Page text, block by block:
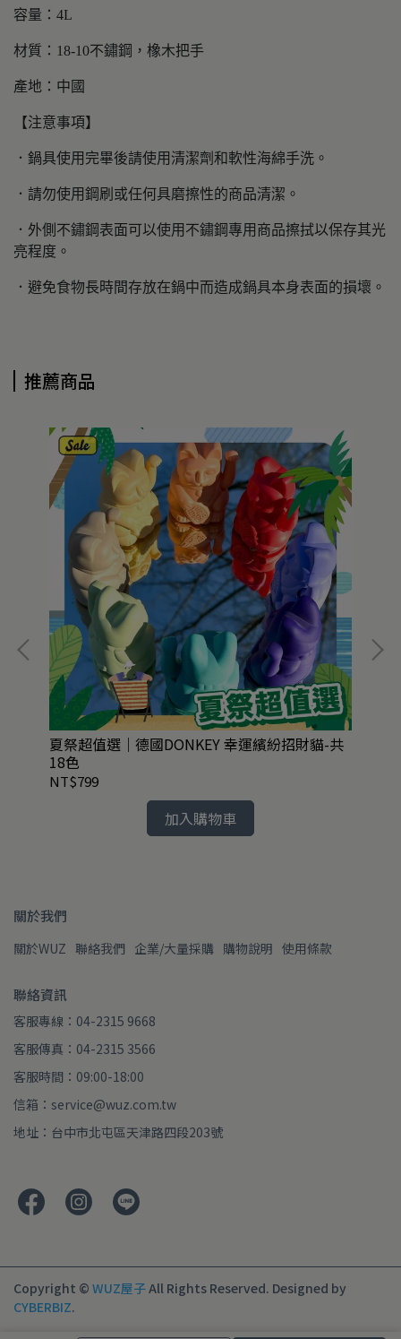
容量：4L
材質：18-10不鏽鋼，橡木把手
產地：中國
【注意事項】
．鍋具使用完畢後請使用清潔劑和軟性海綿手洗。
．請勿使用鋼刷或任何具磨擦性的商品清潔。
．外側不鏽鋼表面可以使用不鏽鋼專用商品擦拭以保存其光
亮程度。
．避免食物長時間存放在鍋中而造成鍋具本身表面的損壞。
推薦商品
夏祭超值選｜德國DONKEY 幸運繽紛招財貓-共
18色
NT$799
加入購物車
關於我們
關於WUZ 聯絡我們 企業/大量採購 購物說明 使用條款
聯絡資訊
客服專線：04-2315 9668
客服傳真：04-2315 3566
客服時間：09:00-18:00
信箱：service@wuz.com.tw
地址：台中市北屯區天津路四段203號
Copyright © WUZ屋子All Rights Reserved. Designed by
CYBERBIZ.